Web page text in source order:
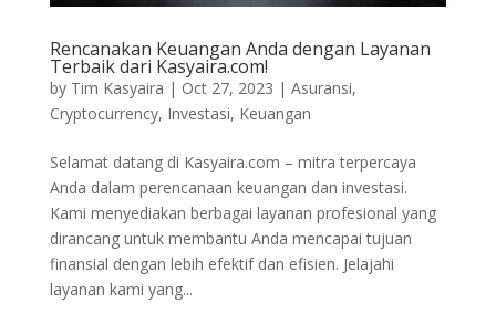
Rencanakan Keuangan Anda dengan Layanan
Terbaik dari Kasyaira.com!
by Tim Kasyaira | Oct 27, 2023 | Asuransi,
Cryptocurrency, Investasi, Keuangan
Selamat datang di Kasyaira.com – mitra terpercaya
Anda dalam perencanaan keuangan dan investasi.
Kami menyediakan berbagai layanan profesional yang
dirancang untuk membantu Anda mencapai tujuan
finansial dengan lebih efektif dan efisien. Jelajahi
layanan kami yang...